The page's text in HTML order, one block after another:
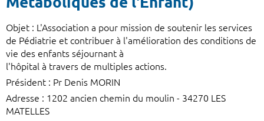
Objet : L'Association a pour mission de soutenir les services
de Pédiatrie et contribuer à l'amélioration des conditions de
vie des enfants séjournant à
l'hôpital à travers de multiples actions.
Président : Pr Denis MORIN
Adresse : 1202 ancien chemin du moulin - 34270 LES
MATELLES